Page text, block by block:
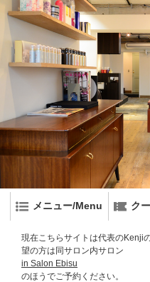
メニュー/Menu ク
現在こちらサイトは代表のKenji
望の方は同サロン内サロン
in Salon Ebisu
のほうでご予約ください。